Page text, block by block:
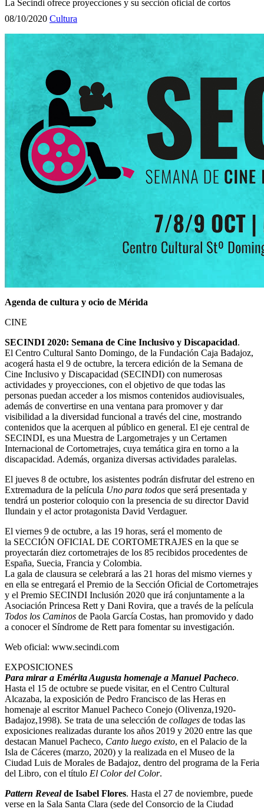
La Secindi ofrece proyecciones y su sección oficial de cortos
08/10/2020 Cultura
Agenda de cultura y ocio de Mérida
CINE
SECINDI 2020: Semana de Cine Inclusivo y Discapacidad.
El Centro Cultural Santo Domingo, de la Fundación Caja Badajoz,
acogerá hasta el 9 de octubre, la tercera edición de la Semana de
Cine Inclusivo y Discapacidad (SECINDI) con numerosas
actividades y proyecciones, con el objetivo de que todas las
personas puedan acceder a los mismos contenidos audiovisuales,
además de convertirse en una ventana para promover y dar
visibilidad a la diversidad funcional a través del cine, mostrando
contenidos que la acerquen al público en general. El eje central de
SECINDI, es una Muestra de Largometrajes y un Certamen
Internacional de Cortometrajes, cuya temática gira en torno a la
discapacidad. Además, organiza diversas actividades paralelas.
El jueves 8 de octubre, los asistentes podrán disfrutar del estreno en
Extremadura de la película Uno para todos que será presentada y
tendrá un posterior coloquio con la presencia de su director David
Ilundain y el actor protagonista David Verdaguer.
El viernes 9 de octubre, a las 19 horas, será el momento de
la SECCIÓN OFICIAL DE CORTOMETRAJES en la que se
proyectarán diez cortometrajes de los 85 recibidos procedentes de
España, Suecia, Francia y Colombia.
La gala de clausura se celebrará a las 21 horas del mismo viernes y
en ella se entregará el Premio de la Sección Oficial de Cortometrajes
y el Premio SECINDI Inclusión 2020 que irá conjuntamente a la
Asociación Princesa Rett y Dani Rovira, que a través de la película
Todos los Caminos de Paola García Costas, han promovido y dado
a conocer el Síndrome de Rett para fomentar su investigación.
Web oficial: www.secindi.com
EXPOSICIONES
Para mirar a Emérita Augusta homenaje a Manuel Pacheco.
Hasta el 15 de octubre se puede visitar, en el Centro Cultural
Alcazaba, la exposición de Pedro Francisco de las Heras en
homenaje al escritor Manuel Pacheco Conejo (Olivenza,1920-
Badajoz,1998). Se trata de una selección de collages de todas las
exposiciones realizadas durante los años 2019 y 2020 entre las que
destacan Manuel Pacheco, Canto luego existo, en el Palacio de la
Isla de Cáceres (marzo, 2020) y la realizada en el Museo de la
Ciudad Luis de Morales de Badajoz, dentro del programa de la Feria
del Libro, con el título El Color del Color.
Pattern Revealde Isabel Flores. Hasta el 27 de noviembre, puede
verse en la Sala Santa Clara (sede del Consorcio de la Ciudad